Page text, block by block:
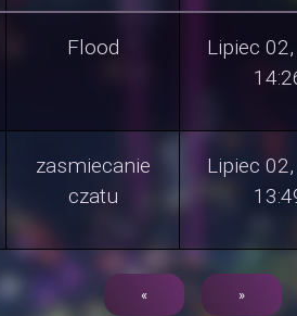
Flood
Lipiec
zasmiecanie
czatu
Lipiec
« »